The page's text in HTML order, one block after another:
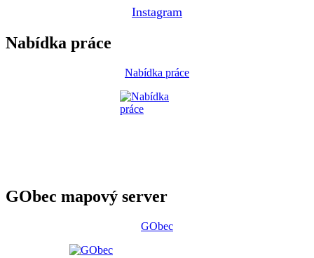
Instagram
Nabídka práce
Nabídka práce
GObec mapový server
GObec